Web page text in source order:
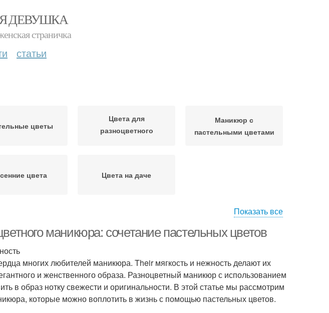
ДЕВУШКА
страничка
статьи
цветы
Цвета для
разноцветного
Маникюр с
пастельными цветами
цвета Цвета на даче
Показать все
маникюра: сочетание пастельных цветов
многих любителей маникюра. Their мягкость и нежность делают их
и женственного образа. Разноцветный маникюр с использованием
в образ нотку свежести и оригинальности. В этой статье мы рассмотрим
которые можно воплотить в жизнь с помощью пастельных цветов.